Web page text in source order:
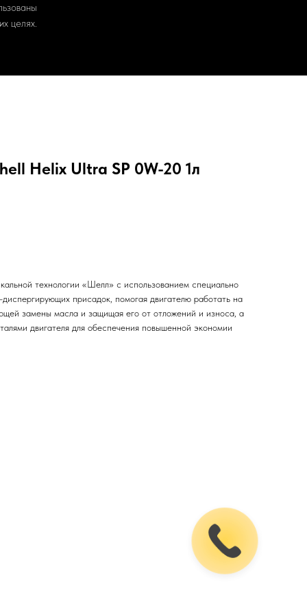
целях.
Helix Ultra SР 0W-20 1л
технологии «Шелл» c использованием специально
присадок, помогая двигателю работать на
замены масла и защищая его от отложений и износа, а
двигателя для обеспечения повышенной экономии